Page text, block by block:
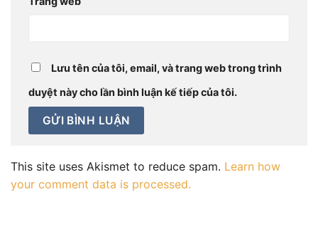
Lưu tên của tôi, email, và trang web trong trình
duyệt này cho lần bình luận kế tiếp của tôi.
This site uses Akismet to reduce spam. Learn how
your comment data is processed.